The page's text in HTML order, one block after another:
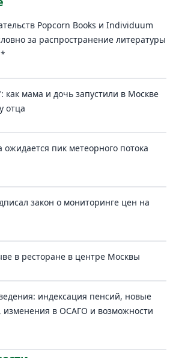
Popcorn Books и Individuum
за распространение литературы
как мама и дочь запустили в Москве
отца
ожидается пик метеорного потока
закон о мониторинге цен на
в ресторане в центре Москвы
индексация пенсий, новые
в ОСАГО и возможности